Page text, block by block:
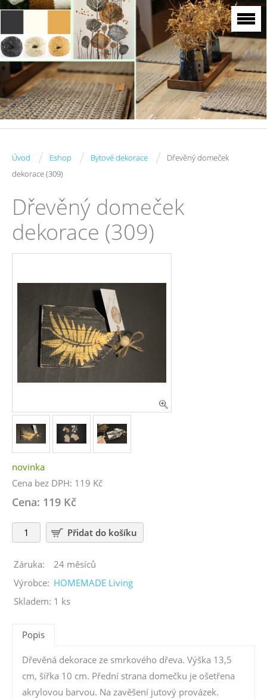
Úvod / Eshop / Bytové dekorace /
Dřevěný domeček
dekorace (309)
Dřevěný domeček
dekorace (309)
novinka
Cena bez DPH: 119 Kč
Cena: 119 Kč
Záruka:
24 měsíců
Výrobce: HOMEMADE Living
Skladem: 1 ks
Popis
Dřevěná dekorace ze smrkového dřeva. Výška 13,5
cm, šířka 10 cm. Přední strana domečku je ošetřena
akrylovou barvou. Na zavěšení jutový provázek.